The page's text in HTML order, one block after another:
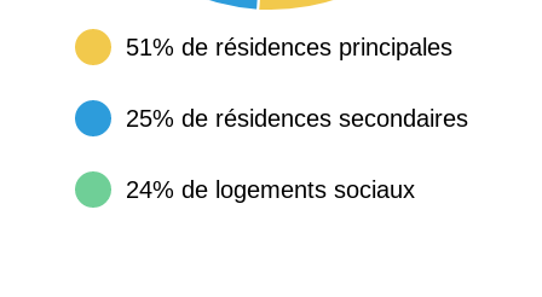
51% de résidences principales
25% de résidences secondaires
24% de logements sociaux